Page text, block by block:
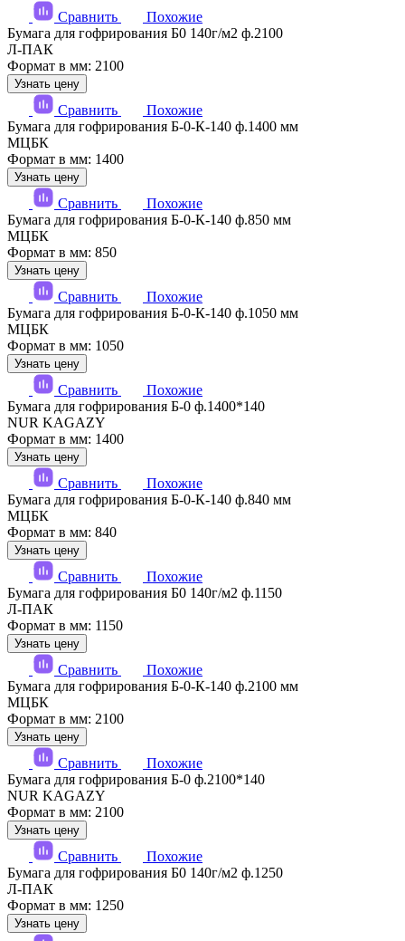
Сравнить
Похожие
Бумага для гофрирования Б0 140г/м2 ф.2100
Л-ПАК
Формат в мм: 2100
Узнать цену
Сравнить
Похожие
Бумага для гофрирования Б-0-К-140 ф.1400 мм
МЦБК
Формат в мм: 1400
Узнать цену
Сравнить
Похожие
Бумага для гофрирования Б-0-К-140 ф.850 мм
МЦБК
Формат в мм: 850
Узнать цену
Сравнить
Похожие
Бумага для гофрирования Б-0-К-140 ф.1050 мм
МЦБК
Формат в мм: 1050
Узнать цену
Сравнить
Похожие
Бумага для гофрирования Б-0 ф.1400*140
NUR KAGAZY
Формат в мм: 1400
Узнать цену
Сравнить
Похожие
Бумага для гофрирования Б-0-К-140 ф.840 мм
МЦБК
Формат в мм: 840
Узнать цену
Сравнить
Похожие
Бумага для гофрирования Б0 140г/м2 ф.1150
Л-ПАК
Формат в мм: 1150
Узнать цену
Сравнить
Похожие
Бумага для гофрирования Б-0-К-140 ф.2100 мм
МЦБК
Формат в мм: 2100
Узнать цену
Сравнить
Похожие
Бумага для гофрирования Б-0 ф.2100*140
NUR KAGAZY
Формат в мм: 2100
Узнать цену
Сравнить
Похожие
Бумага для гофрирования Б0 140г/м2 ф.1250
Л-ПАК
Формат в мм: 1250
Узнать цену